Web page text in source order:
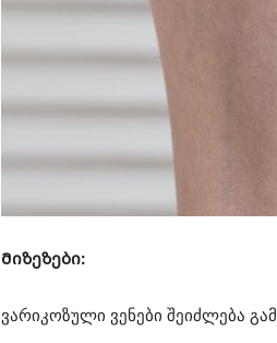
Მიზეზები:
ვარიკოზული ვენები შეიძლება